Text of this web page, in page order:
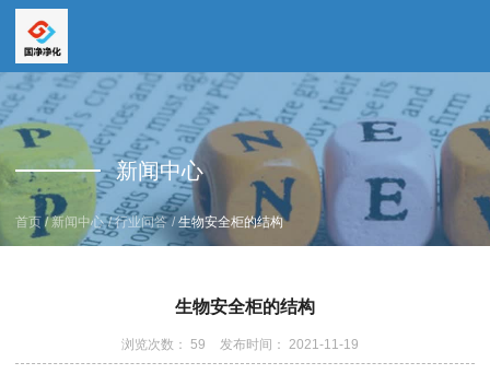
全国服务热线
19157616862
全国服务热线
15669159195新闻中心
首页 /新闻中心 /行业问答 / 生物安全柜的结构
生物安全柜的结构
浏览次数： 59 发布时间： 2021-11-19